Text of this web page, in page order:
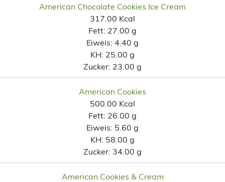
American Chocolate Cookies Ice Cream
317.00 Kcal
Fett: 27.00 g
Eiweis: 4.40 g
KH: 25.00 g
Zucker: 23.00 g
American Cookies
500.00 Kcal
Fett: 26.00 g
Eiweis: 5.60 g
KH: 58.00 g
Zucker: 34.00 g
American Cookies & Cream